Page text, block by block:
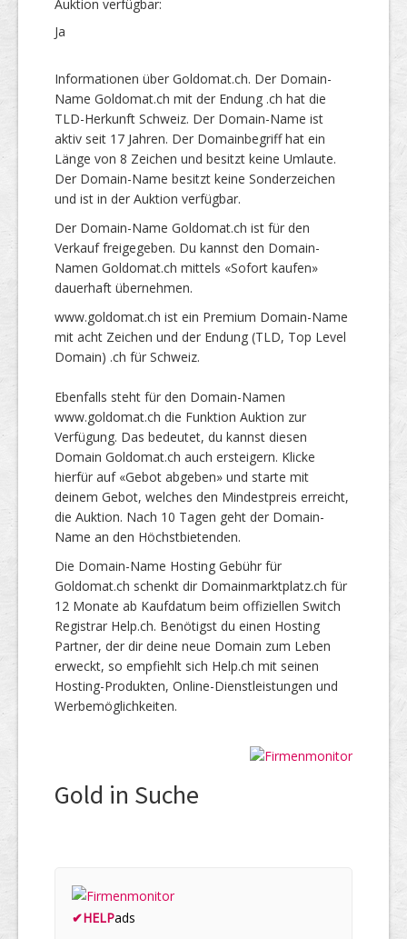
Auktion verfügbar:
Ja
Informationen über Goldomat.ch. Der Domain-
Name Goldomat.ch mit der Endung .ch hat die
TLD-Herkunft Schweiz. Der Domain-Name ist
aktiv seit 17 Jahren. Der Domainbegriff hat ein
Länge von 8 Zeichen und besitzt keine Umlaute.
Der Domain-Name besitzt keine Sonderzeichen
und ist in der Auktion verfügbar.
Der Domain-Name Goldomat.ch ist für den
Verkauf freigegeben. Du kannst den Domain-
Namen Goldomat.ch mittels «Sofort kaufen»
dauerhaft übernehmen.
www.goldomat.ch ist ein Premium Domain-Name
mit acht Zeichen und der Endung (TLD, Top Level
Domain) .ch für Schweiz.
Ebenfalls steht für den Domain-Namen
www.goldomat.ch die Funktion Auktion zur
Verfügung. Das bedeutet, du kannst diesen
Domain Goldomat.ch auch ersteigern. Klicke
hierfür auf «Gebot abgeben» und starte mit
deinem Gebot, welches den Mindestpreis erreicht,
die Auktion. Nach 10 Tagen geht der Domain-
Name an den Höchstbietenden.
Die Domain-Name Hosting Gebühr für
Goldomat.ch schenkt dir Domainmarktplatz.ch für
12 Monate ab Kaufdatum beim offiziellen Switch
Registrar Help.ch. Benötigst du einen Hosting
Partner, der dir deine neue Domain zum Leben
erweckt, so empfiehlt sich Help.ch mit seinen
Hosting-Produkten, Online-Dienstleistungen und
Werbemöglichkeiten.
Gold in Suche
✔HELPads